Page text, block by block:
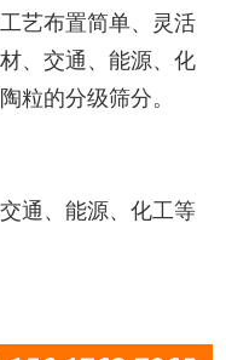
艺布置简单、灵活
、交通、能源、化
粒的分级筛分。
通、能源、化工等